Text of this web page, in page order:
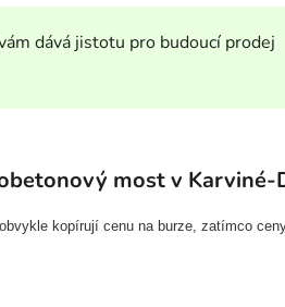
dává jistotu pro budoucí prodej
most v
kopírují cenu na burze, zatímco